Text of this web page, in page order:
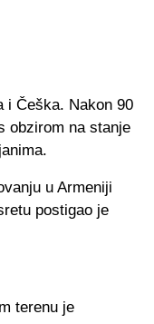
i Češka. Nakon 90
obzirom na stanje
u Armeniji
postigao je
terenu je